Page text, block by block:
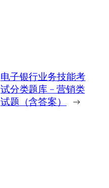
电子银行业务技能考
试分类题库 – 营销类
试题（含答案）
→